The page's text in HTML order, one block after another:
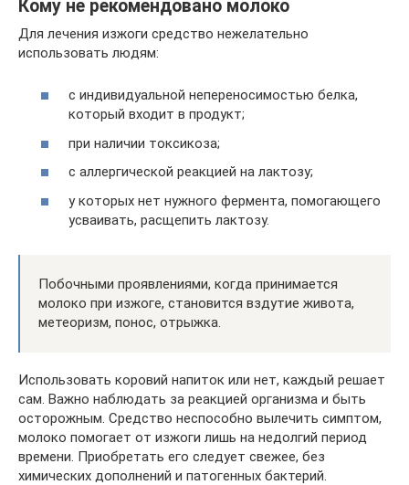
Кому не рекомендовано молоко
Для лечения изжоги средство нежелательно
использовать людям:
с индивидуальной непереносимостью белка,
который входит в продукт;
при наличии токсикоза;
с аллергической реакцией на лактозу;
у которых нет нужного фермента, помогающего
усваивать, расщепить лактозу.
Побочными проявлениями, когда принимается
молоко при изжоге, становится вздутие живота,
метеоризм, понос, отрыжка.
Использовать коровий напиток или нет, каждый решает
сам. Важно наблюдать за реакцией организма и быть
осторожным. Средство неспособно вылечить симптом,
молоко помогает от изжоги лишь на недолгий период
времени. Приобретать его следует свежее, без
химических дополнений и патогенных бактерий.